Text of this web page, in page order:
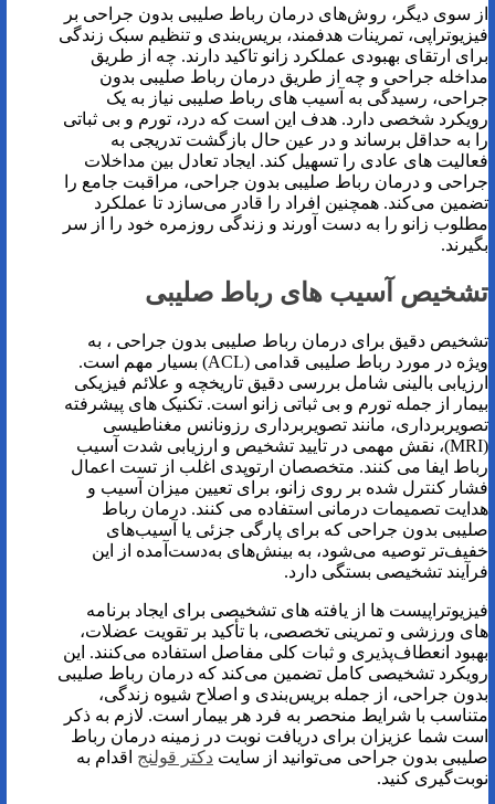
از سوی دیگر، روش‌های درمان رباط صلیبی بدون جراحی بر
فیزیوتراپی، تمرینات هدفمند، بریس‌بندی و تنظیم سبک زندگی
برای ارتقای بهبودی عملکرد زانو تاکید دارند. چه از طریق
مداخله جراحی و چه از طریق درمان رباط صلیبی بدون
جراحی، رسیدگی به آسیب های رباط صلیبی نیاز به یک
رویکرد شخصی دارد. هدف این است که درد، تورم و بی ثباتی
را به حداقل برساند و در عین حال بازگشت تدریجی به
فعالیت های عادی را تسهیل کند. ایجاد تعادل بین مداخلات
جراحی و درمان رباط صلیبی بدون جراحی، مراقبت جامع را
تضمین می‌کند. همچنین افراد را قادر می‌سازد تا عملکرد
مطلوب زانو را به دست آورند و زندگی روزمره خود را از سر
بگیرند.
تشخیص آسیب های رباط صلیبی
تشخیص دقیق برای درمان رباط صلیبی بدون جراحی ، به
ویژه در مورد رباط صلیبی قدامی (ACL) بسیار مهم است.
ارزیابی بالینی شامل بررسی دقیق تاریخچه و علائم فیزیکی
بیمار از جمله تورم و بی ثباتی زانو است. تکنیک های پیشرفته
تصویربرداری، مانند تصویربرداری رزونانس مغناطیسی
(MRI)، نقش مهمی در تایید تشخیص و ارزیابی شدت آسیب
رباط ایفا می کنند. متخصصان ارتوپدی اغلب از تست اعمال
فشار کنترل شده بر روی زانو، برای تعیین میزان آسیب و
هدایت تصمیمات درمانی استفاده می کنند. درمان رباط
صلیبی بدون جراحی که برای پارگی جزئی یا آسیب‌های
خفیف‌تر توصیه می‌شود، به بینش‌های به‌دست‌آمده از این
فرآیند تشخیصی بستگی دارد.
فیزیوتراپیست‌ ها از یافته ‌های تشخیصی برای ایجاد برنامه
های ورزشی و تمرینی تخصصی، با تأکید بر تقویت عضلات،
بهبود انعطاف‌پذیری و ثبات کلی مفاصل استفاده می‌کنند. این
رویکرد تشخیصی کامل تضمین می‌کند که درمان رباط صلیبی
بدون جراحی، از جمله بریس‌بندی و اصلاح شیوه زندگی،
متناسب با شرایط منحصر به فرد هر بیمار است. لازم به ذکر
است شما عزیزان برای دریافت نوبت در زمینه درمان رباط
صلیبی بدون جراحی می‌توانید از سایت دکتر قولنج اقدام به
نوبت‌گیری کنید.